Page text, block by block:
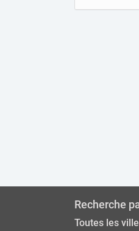
Recherche
Toutes les